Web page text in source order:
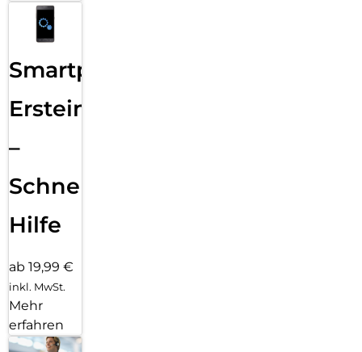
Smartphone
Ersteinrichtung
–
Schnelle
Hilfe
ab 19,99 €
inkl. MwSt.
Mehr
erfahren